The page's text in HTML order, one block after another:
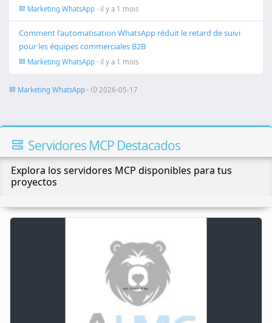
Marketing WhatsApp · il y a 1 mois
Comment l'automatisation WhatsApp réduit le retard de suivi
pour les équipes commerciales B2B
Marketing WhatsApp · il y a 1 mois
Marketing WhatsApp · 2026-05-17
Servidores MCP Destacados
Explora los servidores MCP disponibles para tus
proyectos